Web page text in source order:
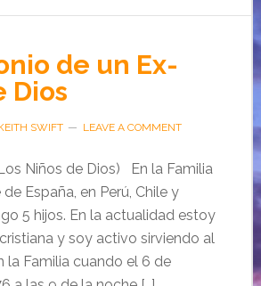
de un Ex-
Dios
SWIFT LEAVE A COMMENT
Niños de Dios) En la Familia
España, en Perú, Chile y
5 hijos. En la actualidad estoy
y soy activo sirviendo al
la Familia cuando el 6 de